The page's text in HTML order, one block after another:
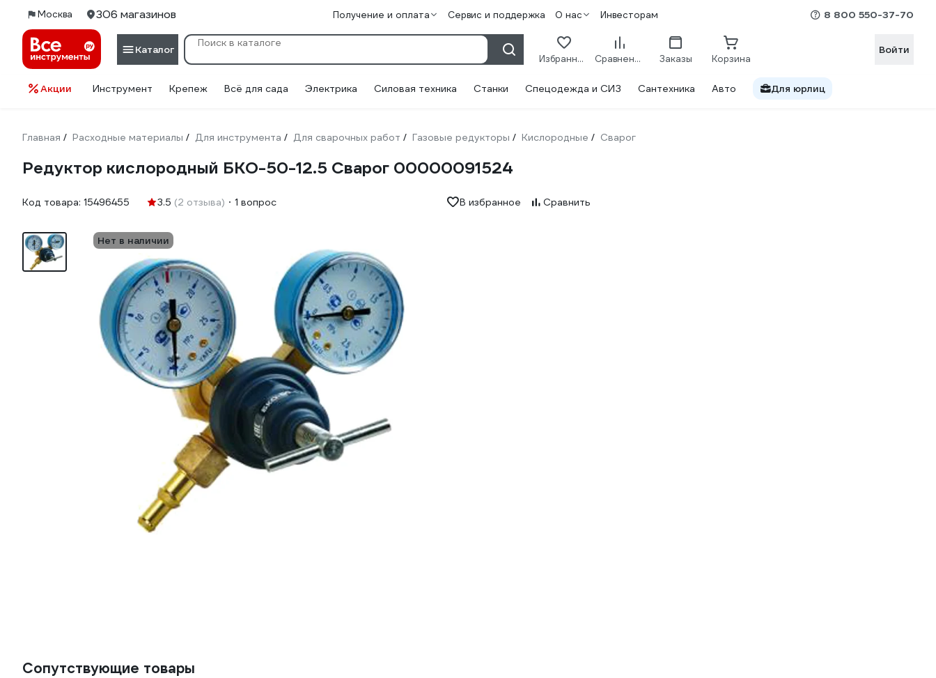
Москва 306 магазинов Получение и оплата Сервис и поддержка О нас Инвесторам 8 800 550-37-70
Каталог
Избранное Сравнение Заказы Корзина
Войти
Акции Инструмент Крепеж Всё для сада Электрика Силовая техника Станки Спецодежда и СИЗ Сантехника Авто Для юрлиц
Главная / Расходные материалы / Для инструмента / Для сварочных работ / Газовые редукторы / Кислородные / Сварог
Редуктор кислородный БКО-50-12.5 Сварог 00000091524
Код товара: 15496455 3.5 (2 отзыва) 1 вопрос В избранное Сравнить
Нет в наличии
Сопутствующие товары